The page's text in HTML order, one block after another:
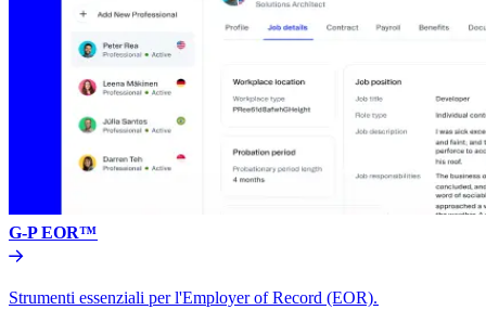
G-P EOR™​​
Strumenti essenziali per l'Employer of Record (EOR).​​